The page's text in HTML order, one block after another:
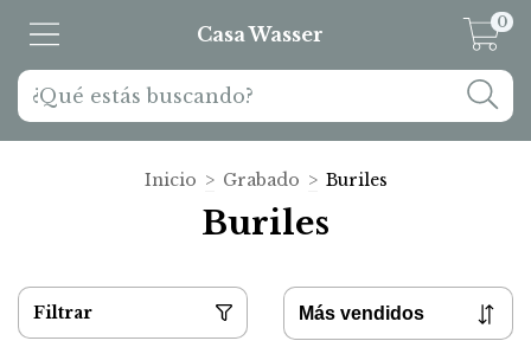
Casa Wasser
0
Inicio > Grabado > Buriles
Buriles
Filtrar